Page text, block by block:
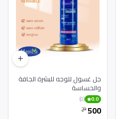
جل غسول للوجه للبشرة الجافة
والحساسة
0.0
(0)
500دج